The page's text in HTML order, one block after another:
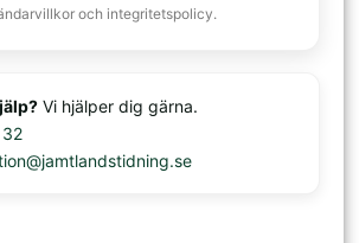
och integritetspolicy.
Vi hjälper dig gärna.